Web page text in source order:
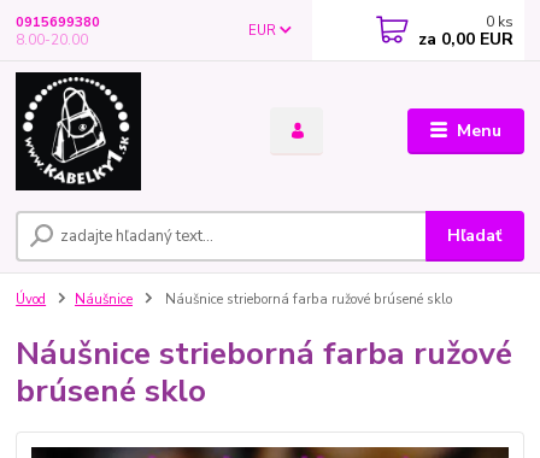
Menu
EUR
Hľadať
0915699380
8.00-20.00
0 ks
za 0,00 EUR
Úvod Náušnice Náušnice strieborná farba ružové brúsené sklo
Náušnice strieborná farba ružové
brúsené sklo